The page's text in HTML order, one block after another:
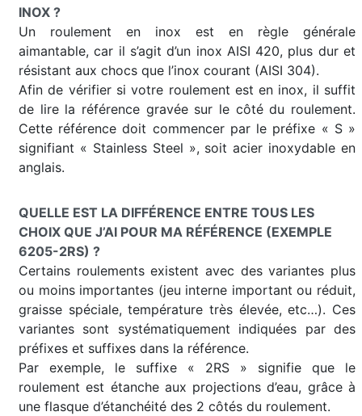
INOX ?
Un roulement en inox est en règle générale
aimantable, car il s’agit d’un inox AISI 420, plus dur et
résistant aux chocs que l’inox courant (AISI 304).
Afin de vérifier si votre roulement est en inox, il suffit
de lire la référence gravée sur le côté du roulement.
Cette référence doit commencer par le préfixe « S »
signifiant « Stainless Steel », soit acier inoxydable en
anglais.
QUELLE EST LA DIFFÉRENCE ENTRE TOUS LES
CHOIX QUE J’AI POUR MA RÉFÉRENCE (EXEMPLE
6205-2RS) ?
Certains roulements existent avec des variantes plus
ou moins importantes (jeu interne important ou réduit,
graisse spéciale, température très élevée, etc…). Ces
variantes sont systématiquement indiquées par des
préfixes et suffixes dans la référence.
Par exemple, le suffixe « 2RS » signifie que le
roulement est étanche aux projections d’eau, grâce à
une flasque d’étanchéité des 2 côtés du roulement.